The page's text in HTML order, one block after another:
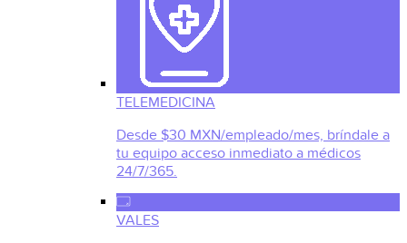
TELEMEDICINA
Desde $30 MXN/empleado/mes, bríndale a
tu equipo acceso inmediato a médicos
24/7/365.
VALES